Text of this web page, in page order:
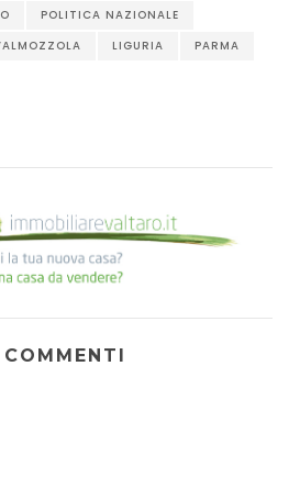
POLITICA NAZIONALE
LIGURIA
PARMA